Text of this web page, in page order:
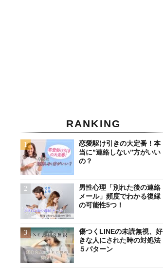
RANKING
恋愛駆け引きの大定番！本
当に”連絡しない”方がいい
の？
男性心理「別れた後の連絡
メール」頻度でわかる復縁
の可能性5つ！
傷つくLINEの未読無視、好
きな人にされた時の対処法
５パターン